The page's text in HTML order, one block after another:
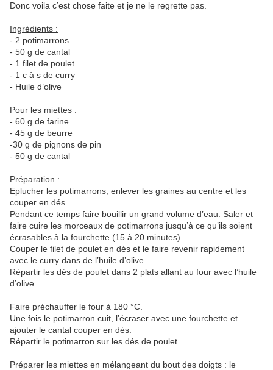
Donc voila c’est chose faite et je ne le regrette pas.
Ingrédients :
- 2 potimarrons
- 50 g de cantal
- 1 filet de poulet
- 1 c à s de curry
- Huile d’olive
Pour les miettes :
- 60 g de farine
- 45 g de beurre
-30 g de pignons de pin
- 50 g de cantal
Préparation :
Eplucher les potimarrons, enlever les graines au centre et les
couper en dés.
Pendant ce temps faire bouillir un grand volume d’eau. Saler et
faire cuire les morceaux de potimarrons jusqu’à ce qu’ils soient
écrasables à la fourchette (15 à 20 minutes)
Couper le filet de poulet en dés et le faire revenir rapidement
avec le curry dans de l’huile d’olive.
Répartir les dés de poulet dans 2 plats allant au four avec l’huile
d’olive.
Faire préchauffer le four à 180 °C.
Une fois le potimarron cuit, l’écraser avec une fourchette et
ajouter le cantal couper en dés.
Répartir le potimarron sur les dés de poulet.
Préparer les miettes en mélangeant du bout des doigts : le